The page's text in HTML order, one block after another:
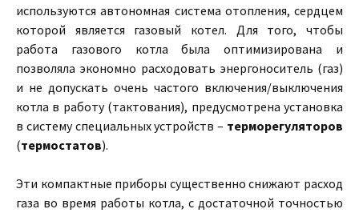
используются автономная система отопления, сердцем
которой является газовый котел. Для того, чтобы
работа газового котла была оптимизирована и
позволяла экономно расходовать энергоноситель (газ)
и не допускать очень частого включения/выключения
котла в работу (тактования), предусмотрена установка
в систему специальных устройств – терморегуляторов
(термостатов).
Эти компактные приборы существенно снижают расход
газа во время работы котла, с достаточной точностью